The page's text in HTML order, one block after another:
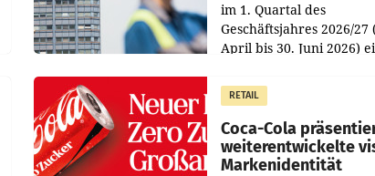
im 1. Quartal des
Geschäftsjahres 2026/27
April bis 30. Juni 2026)
Der Umsatz stieg im
zur Vorjahresperiode
RETAIL
Coca-Cola
weiterentwickelte
Markenidentität